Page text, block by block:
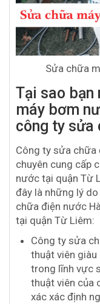
Sửa chữa
Tại sao bạn
máy bơm
công ty sửa
Công ty sửa chữa
chuyên cung cấp
nước tại quận Từ
đây là những lý
chữa điện nước
tại quận Từ Liêm:
Công ty sửa
thuật viên giàu
trong lĩnh vực
thuật viên của
xác xác định